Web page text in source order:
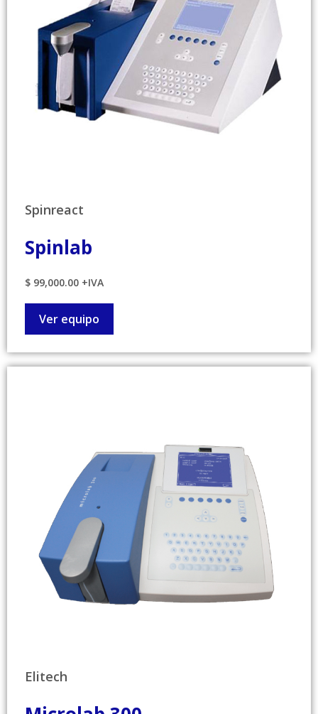
Spinreact
Spinlab
$ 99,000.00 +IVA
Ver equipo
Elitech